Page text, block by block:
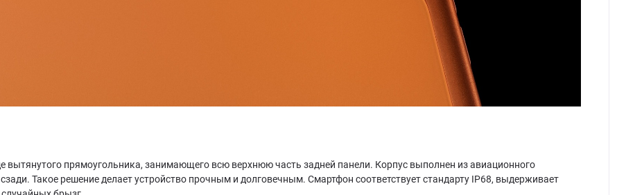
прямоугольника, занимающего всю верхнюю часть задней панели. Корпус выполнен из авиационного
Такое решение делает устройство прочным и долговечным. Смартфон соответствует стандарту IP68, выдерживает